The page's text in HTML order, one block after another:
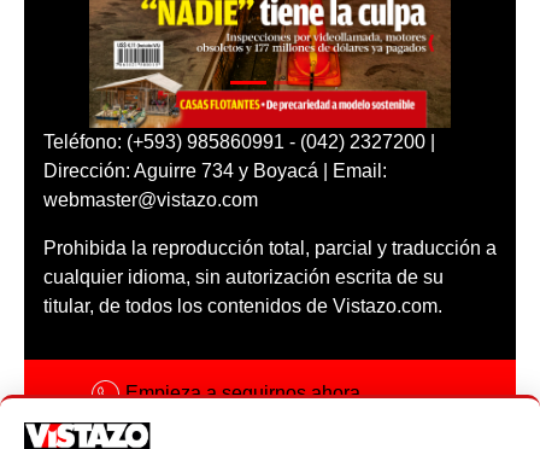
Teléfono: (+593) 985860991 - (042) 2327200 |
Dirección: Aguirre 734 y Boyacá | Email:
webmaster@vistazo.com
Prohibida la reproducción total, parcial y traducción a
cualquier idioma, sin autorización escrita de su
titular, de todos los contenidos de Vistazo.com.
Empieza a seguirnos ahora